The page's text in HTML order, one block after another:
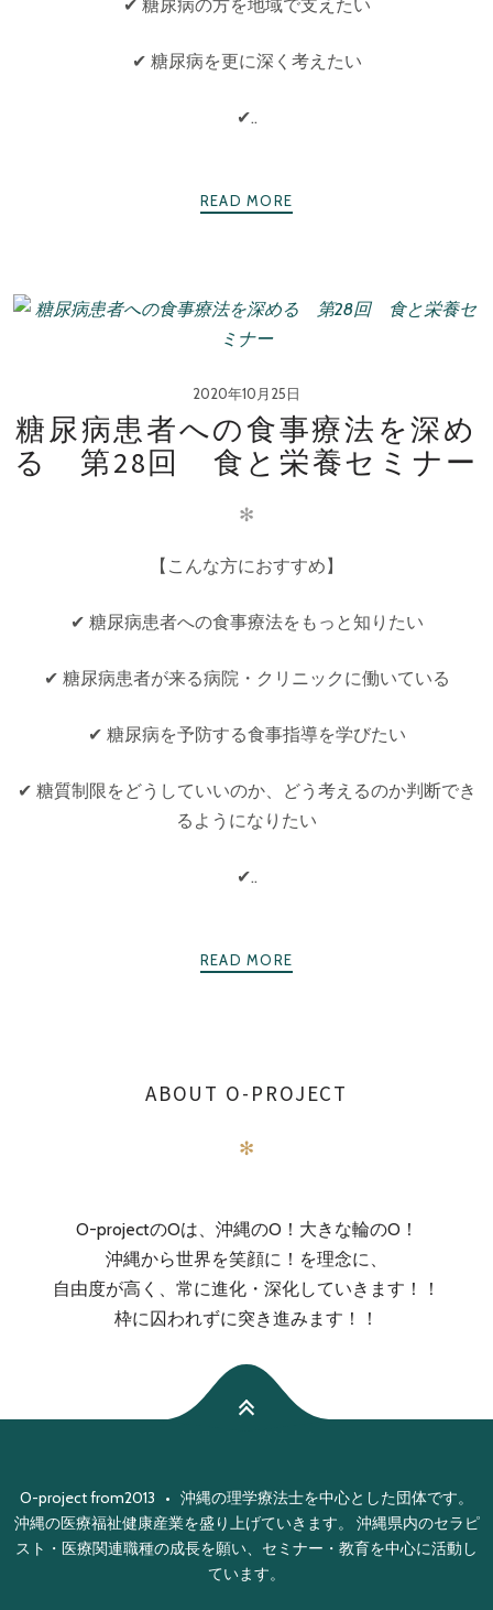
✔ 糖尿病の方を地域で支えたい
✔ 糖尿病を更に深く考えたい
✔..
READ MORE
2020年10月25日
糖尿病患者への食事療法を深め
る 第28回 食と栄養セミナー
✻
【こんな方におすすめ】
✔ 糖尿病患者への食事療法をもっと知りたい
✔ 糖尿病患者が来る病院・クリニックに働いている
✔ 糖尿病を予防する食事指導を学びたい
✔ 糖質制限をどうしていいのか、どう考えるのか判断でき
るようになりたい
✔..
READ MORE
ABOUT O-PROJECT
✻
O-projectのOは、沖縄のO！大きな輪のO！
沖縄から世界を笑顔に！を理念に、
自由度が高く、常に進化・深化していきます！！
枠に囚われずに突き進みます！！
O-project from2013 • 沖縄の理学療法士を中心とした団体です。
沖縄の医療福祉健康産業を盛り上げていきます。 沖縄県内のセラピ
スト・医療関連職種の成長を願い、セミナー・教育を中心に活動し
ています。